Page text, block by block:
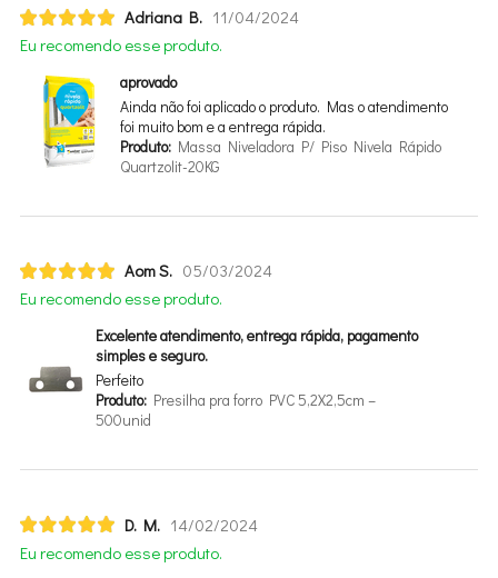
Adriana B. 11/04/2024
Eu recomendo esse produto.
aprovado
Ainda não foi aplicado o produto. Mas o atendimento
foi muito bom e a entrega rápida.
Produto:Massa Niveladora P/ Piso Nivela Rápido
Quartzolit-20KG
Aom S. 05/03/2024
Eu recomendo esse produto.
Excelente atendimento, entrega rápida, pagamento
simples e seguro.
Perfeito
Produto:Presilha pra forro PVC 5,2X2,5cm –
500unid
D. M. 14/02/2024
Eu recomendo esse produto.